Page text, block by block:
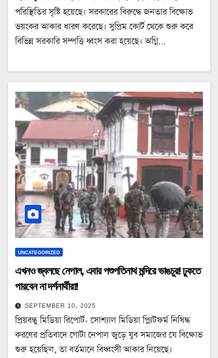
পরিস্থিতির সৃষ্টি হয়েছে। সরকারের বিরুদ্ধে জনতার বিক্ষোভ
ভয়ংকর আকার ধারণ করেছে। সুপ্রিম কোর্ট থেকে শুরু করে
বিভিন্ন সরকারি সম্পত্তি ধ্বংস করা হয়েছে। অগ্নি…
UNCATEGORIZED
এখনও জ্বলছে নেপাল, এবার পশুপতিনাথ মন্দিরে ভাঙচুর! ঢুকতে
পারবেন না দর্শনার্থীরা!
SEPTEMBER 10, 2025
প্রিয়বন্ধু মিডিয়া রিপোর্ট- সোশ্যাল মিডিয়া প্ল্যিটফর্ম নিষিদ্ধ
করণের প্রতিবাদে গোটা নেপাল জুড়ে যুব সমাজের যে বিক্ষোভ
শুরু হয়েছিল, তা বর্তমানে বিধ্বংসী আকার নিয়েছে।